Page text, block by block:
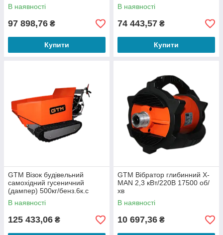
В наявності
97 898,76 ₴
Купити
В наявності
74 443,57 ₴
Купити
GTM Візок будівельний
самохідний гусеничний
(дампер) 500кг/бенз.6к.с
В наявності
125 433,06 ₴
GTM Вібратор глибинний X-
MAN 2,3 кВт/220В 17500 об/
хв
В наявності
10 697,36 ₴